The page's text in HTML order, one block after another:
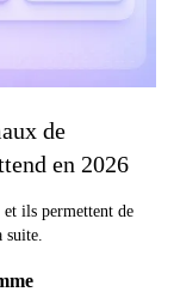
de
en 2026
et ils permettent de
suite.